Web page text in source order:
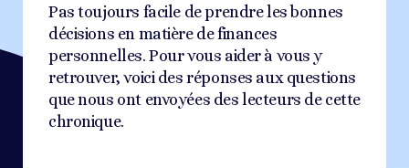
Pas toujours facile de prendre les bonnes
décisions en matière de finances
personnelles. Pour vous aider à vous y
retrouver, voici des réponses aux questions
que nous ont envoyées des lecteurs de cette
chronique.